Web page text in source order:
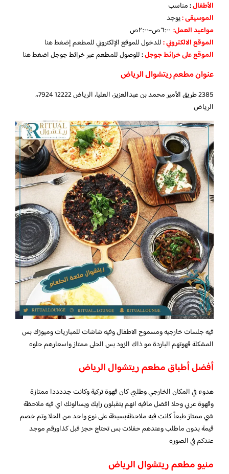
الأطفال:مناسب
الموسيقى :يوجد
مواعيد العمل:
الموقع الالكتروني :للدخول للموقع الإلكتروني للمطعمإضغط هنا
الموقع على خرائط جوجل:للوصول للمطعم عبر خرائط جوجلاضغط هنا
عنوان مطعم ريتشوال الرياض
2385 طريق الأمير محمد بن عبدالعزيز، العليا، الرياض 12222 7924،،
الرياض
فيه جلسات خارجيه ومسموح الاطفال وفيه شاشات للمباريات وميوزك بس
المشكلة قهوتهم الباردة مو ذاك الزود بس الحلى ممتاز واسعارهم حلوه
أفضل أطباق مطعم ريتشوال الرياض
هدوء في المكان الخارجي وطلبي كان قهوة تركية وكانت جددددا ممتازة
وقهوة عربي وحلا افضل مافيه انهم يتقبلون رايك ويسالونك اي فيه ملاحظة
شي ممتاز طبعاً كانت فيه ملاحظةبسيطة على نوع واحد من الحلا وتم خصم
قيمة بدون ماطلب وعندهم حفلات بس تحتاج حجز فبل كذاورقم موجد
عندكم في الصوره
منيو مطعم ريتشوال الرياض